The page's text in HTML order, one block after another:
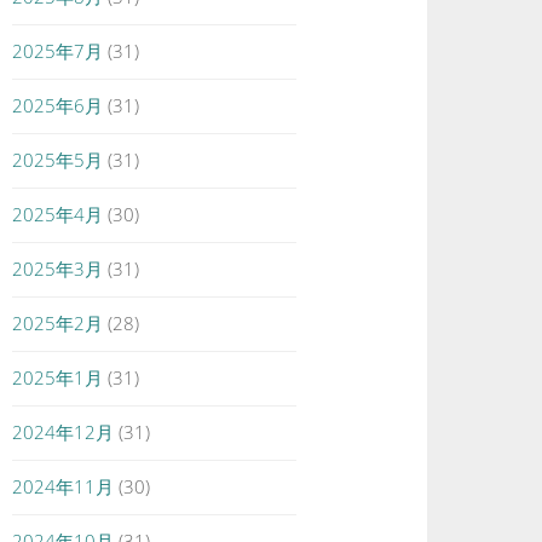
2025年7月 (31)
2025年6月 (31)
2025年5月 (31)
2025年4月 (30)
2025年3月 (31)
2025年2月 (28)
2025年1月 (31)
2024年12月 (31)
2024年11月 (30)